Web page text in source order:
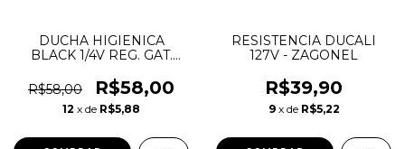
DUCHA HIGIENICA
BLACK 1/4V REG. GAT.
R$58,00
R$58,00
12 x de R$5,88
RESISTENCIA DUCALI
127V - ZAGONEL
R$39,90
9 x de R$5,22